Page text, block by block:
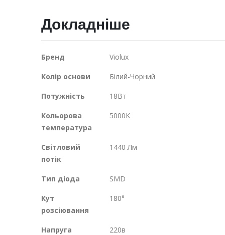
зображень
Докладніше
Докладніше
Бренд Violux
Колір основи Білий-Чорний
Потужність 18Вт
Кольорова
температура
5000K
Світловий
потік
1440 Лм
Тип діода SMD
Кут
розсіювання
180°
Напруга
220в